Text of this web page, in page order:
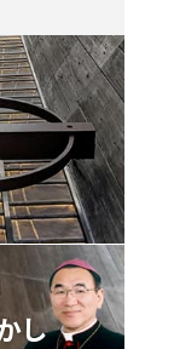
し